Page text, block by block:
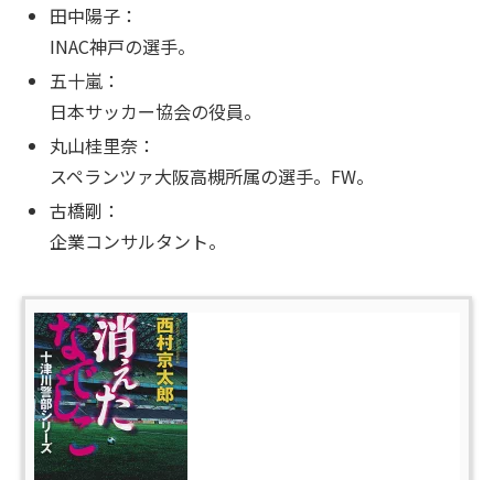
田中陽子：
INAC神戸の選手。
五十嵐：
日本サッカー協会の役員。
丸山桂里奈：
スペランツァ大阪高槻所属の選手。FW。
古橋剛：
企業コンサルタント。